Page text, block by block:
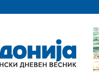
Македонија